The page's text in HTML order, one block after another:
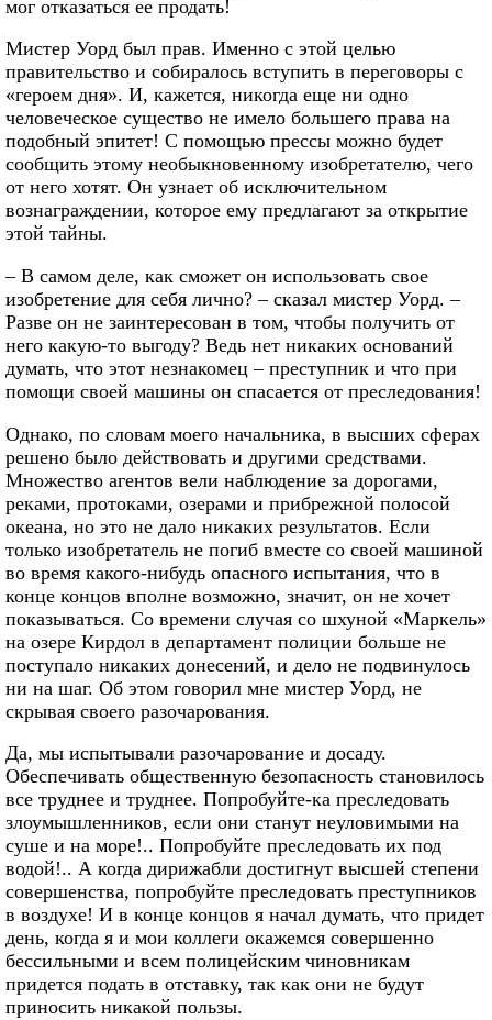
мог отказаться ее продать!
Мистер Уорд был прав. Именно с этой целью
правительство и собиралось вступить в переговоры с
«героем дня». И, кажется, никогда еще ни одно
человеческое существо не имело большего права на
подобный эпитет! С помощью прессы можно будет
сообщить этому необыкновенному изобретателю, чего
от него хотят. Он узнает об исключительном
вознаграждении, которое ему предлагают за открытие
этой тайны.
– В самом деле, как сможет он использовать свое
изобретение для себя лично? – сказал мистер Уорд. –
Разве он не заинтересован в том, чтобы получить от
него какую-то выгоду? Ведь нет никаких оснований
думать, что этот незнакомец – преступник и что при
помощи своей машины он спасается от преследования!
Однако, по словам моего начальника, в высших сферах
решено было действовать и другими средствами.
Множество агентов вели наблюдение за дорогами,
реками, протоками, озерами и прибрежной полосой
океана, но это не дало никаких результатов. Если
только изобретатель не погиб вместе со своей машиной
во время какого-нибудь опасного испытания, что в
конце концов вполне возможно, значит, он не хочет
показываться. Со времени случая со шхуной «Маркель»
на озере Кирдол в департамент полиции больше не
поступало никаких донесений, и дело не подвинулось
ни на шаг. Об этом говорил мне мистер Уорд, не
скрывая своего разочарования.
Да, мы испытывали разочарование и досаду.
Обеспечивать общественную безопасность становилось
все труднее и труднее. Попробуйте-ка преследовать
злоумышленников, если они станут неуловимыми на
суше и на море!.. Попробуйте преследовать их под
водой!.. А когда дирижабли достигнут высшей степени
совершенства, попробуйте преследовать преступников
в воздухе! И в конце концов я начал думать, что придет
день, когда я и мои коллеги окажемся совершенно
бессильными и всем полицейским чиновникам
придется подать в отставку, так как они не будут
приносить никакой пользы.